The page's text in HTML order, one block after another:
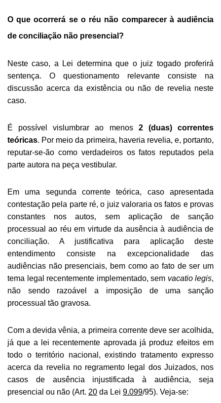
O que ocorrerá se o réu não comparecer à audiência
de conciliação não presencial?
Neste caso, a Lei determina que o juiz togado proferirá
sentença. O questionamento relevante consiste na
discussão acerca da existência ou não de revelia neste
caso.
É possível vislumbrar ao menos 2 (duas) correntes
teóricas. Por meio da primeira, haveria revelia, e, portanto,
reputar-se-ão como verdadeiros os fatos reputados pela
parte autora na peça vestibular.
Em uma segunda corrente teórica, caso apresentada
contestação pela parte ré, o juiz valoraria os fatos e provas
constantes nos autos, sem aplicação de sanção
processual ao réu em virtude da ausência à audiência de
conciliação. A justificativa para aplicação deste
entendimento consiste na excepcionalidade das
audiências não presenciais, bem como ao fato de ser um
tema legal recentemente implementado, sem vacatio legis,
não sendo razoável a imposição de uma sanção
processual tão gravosa.
Com a devida vênia, a primeira corrente deve ser acolhida,
já que a lei recentemente aprovada já produz efeitos em
todo o território nacional, existindo tratamento expresso
acerca da revelia no regramento legal dos Juizados, nos
casos de ausência injustificada à audiência, seja
presencial ou não (Art. 20 da Lei 9.099/95). Veja-se: